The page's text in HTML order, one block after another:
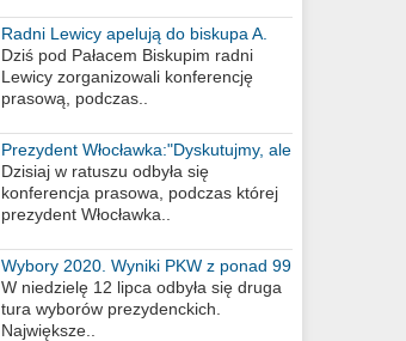
Radni Lewicy apelują do biskupa A.
Wiesława Meringa
Dziś pod Pałacem Biskupim radni
Lewicy zorganizowali konferencję
prasową, podczas..
Prezydent Włocławka:"Dyskutujmy, ale
nie obrażajmy się”
Dzisiaj w ratuszu odbyła się
konferencja prasowa, podczas której
prezydent Włocławka..
Wybory 2020. Wyniki PKW z ponad 99
procent obwodów
W niedzielę 12 lipca odbyła się druga
tura wyborów prezydenckich.
Największe..